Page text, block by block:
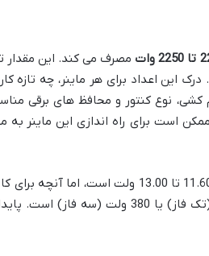
وات
مصرف می کند. این مقدار
درک این اعداد برای هر ماینر، چه تازه
نوع کنتور و محافظ های برقی
است برای راه اندازی این ماینر به
ولتاژ عملیاتی داخلی تراشه های این ماینر معمولاً بین 11.60 تا
ولتاژ ورودی از شبکه برق است که در ایران 220 ولت (تک